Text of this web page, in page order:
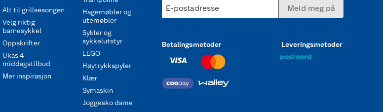
Alt til grillsesongen
Velg riktig
barnesykkel
Oppskrifter
Ukas 4
middagstilbud
Mer inspirasjon
Hagemøbler og
utemøbler
Sykler og
sykkelutstyr
LEGO
Høytrykkspyler
Klær
Symaskin
Joggesko dame
E-postadresse Meld meg på
Betalingsmetoder Leveringsmetoder